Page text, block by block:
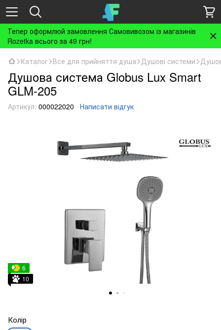
Тепер оформлюй замовлення Самовивозом із магазинів
Rozetka всього за 49 грн!
Каталог Все для прийняття душа Душові системи
Душова система Globus Lux Smart
GLM-205
Артикул: 000022020 Написати відгук
6
10
Колір